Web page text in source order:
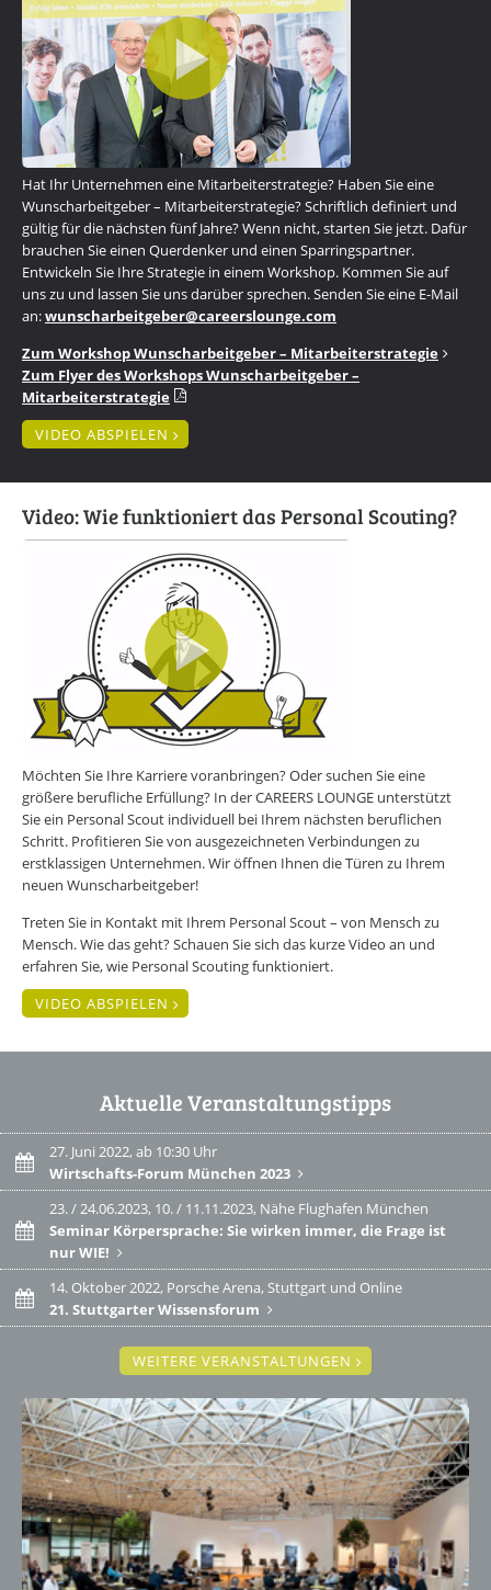
Hat Ihr Unternehmen eine Mitarbeiterstrategie? Haben Sie eine
Wunscharbeitgeber – Mitarbeiterstrategie? Schriftlich definiert und
gültig für die nächsten fünf Jahre? Wenn nicht, starten Sie jetzt. Dafür
brauchen Sie einen Querdenker und einen Sparringspartner.
Entwickeln Sie Ihre Strategie in einem Workshop. Kommen Sie auf
uns zu und lassen Sie uns darüber sprechen. Senden Sie eine E-Mail
an:wunscharbeitgeber@careerslounge.com
Zum Workshop Wunscharbeitgeber – Mitarbeiterstrategie
Zum Flyer des Workshops Wunscharbeitgeber –
Mitarbeiterstrategie
VIDEO ABSPIELEN
Video: Wie funktioniert das Personal Scouting?
Möchten Sie Ihre Karriere voranbringen? Oder suchen Sie eine
größere berufliche Erfüllung? In der CAREERS LOUNGE unterstützt
Sie ein Personal Scout individuell bei Ihrem nächsten beruflichen
Schritt. Profitieren Sie von ausgezeichneten Verbindungen zu
erstklassigen Unternehmen. Wir öffnen Ihnen die Türen zu Ihrem
neuen Wunscharbeitgeber!
Treten Sie in Kontakt mit Ihrem Personal Scout – von Mensch zu
Mensch. Wie das geht? Schauen Sie sich das kurze Video an und
erfahren Sie, wie Personal Scouting funktioniert.
VIDEO ABSPIELEN
Aktuelle Veranstaltungstipps
27. Juni 2022, ab 10:30 Uhr
Wirtschafts-Forum München 2023
23. / 24.06.2023, 10. / 11.11.2023, Nähe Flughafen München
Seminar Körpersprache: Sie wirken immer, die Frage ist
nur WIE!
14. Oktober 2022, Porsche Arena, Stuttgart und Online
21. Stuttgarter Wissensforum
WEITERE VERANSTALTUNGEN